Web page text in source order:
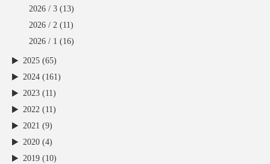
2026 / 3 (13)
2026 / 2 (11)
2026 / 1 (16)
2025 (65)
2024 (161)
2023 (11)
2022 (11)
2021 (9)
2020 (4)
2019 (10)